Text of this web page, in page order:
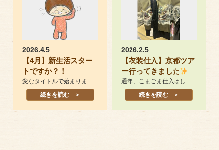
2026.4.5
【4月】新生活スター
トですか？！
変なタイトルで始まりました4月初めのブログ 3月は有難いことに本当にたくさんのお客様に…
続きを読む
2026.2.5
【衣装仕入】京都ツア
ー行ってきました
通年、こまごま仕入はしていますが 年に一度は京都に行って商品の仕入れをしています 毎年2月に大きな展…
続きを読む